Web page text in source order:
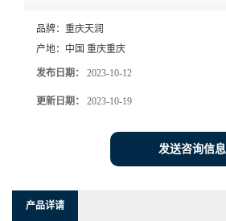
品牌： 重庆天润
产地： 中国 重庆重庆
发布日期： 2023-10-12
更新日期： 2023-10-19
发送咨询信息
产品详请